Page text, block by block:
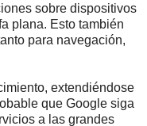
sobre dispositivos
plana. Esto también
para navegación,
extendiéndose
que Google siga
a las grandes